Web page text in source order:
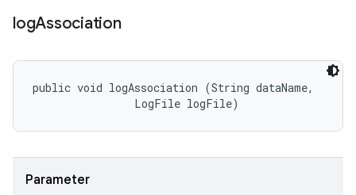
logAssociation
public void logAssociation (String dataName,
                LogFile logFile)
Parameter